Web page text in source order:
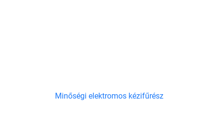
Minőségi elektromos kézifűrész